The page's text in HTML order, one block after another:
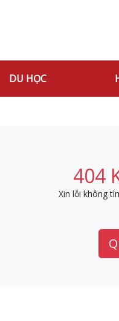
DU HỌC
404
Xin lỗi không